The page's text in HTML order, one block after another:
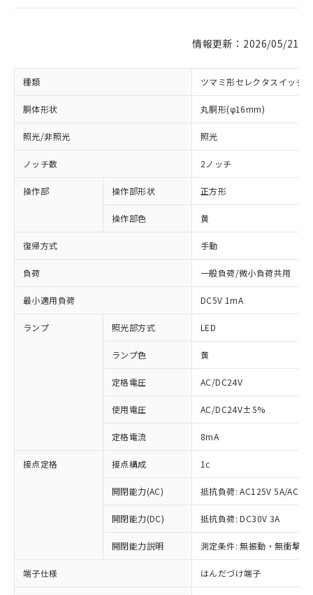
情報更新：2026/05/21
種類 ツマミ形セレクタスイッチ
胴体形状 丸胴形(φ16mm)
照光/非照光 照光
ノッチ数 2ノッチ
操作部 操作部形状 正方形
操作部色 黄
復帰方式 手動
負荷 一般負荷/微小負荷共用
最小適用負荷 DC5V 1mA
ランプ 照光部方式 LED
ランプ色 黄
定格電圧 AC/DC24V
使用電圧 AC/DC24V±5%
定格電流 8mA
接点定格 接点構成 1c
開閉能力(AC) 抵抗負荷: AC125V 5A/
開閉能力(DC) 抵抗負荷: DC30V 3A
開閉能力説明 測定条件: 無振動・無衝撃
端子仕様 はんだづけ端子
※1 対応状況
対応済み：EU RoHS指令（10物質）の
非含有に対応した製品が提供可能な商品で